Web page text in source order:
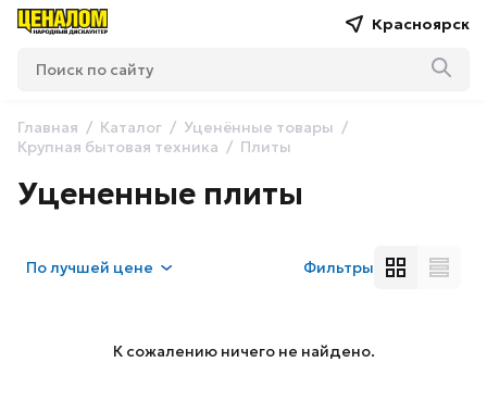
Красноярск
Главная Каталог
Уценённые товары
Крупная бытовая техника
Плиты
Уцененные плиты
Получшей цене Фильтры
К сожалению ничего не найдено.